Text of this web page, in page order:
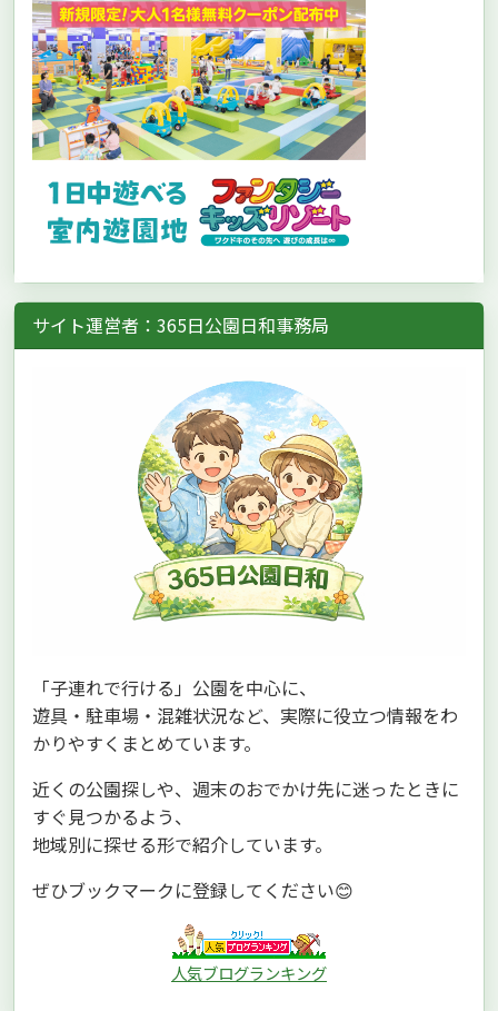
サイト運営者：365日公園日和事務局
「子連れで行ける」公園を中心に、
遊具・駐車場・混雑状況など、実際に役立つ情報をわ
かりやすくまとめています。
近くの公園探しや、週末のおでかけ先に迷ったときに
すぐ見つかるよう、
地域別に探せる形で紹介しています。
ぜひブックマークに登録してください😊
人気ブログランキング